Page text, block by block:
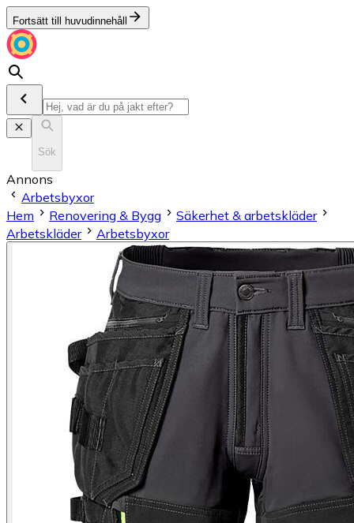
Fortsätt till huvudinnehåll
Sök
Annons
Arbetsbyxor
Hem
Renovering & Bygg
Säkerhet & arbetskläder
Arbetskläder
Arbetsbyxor